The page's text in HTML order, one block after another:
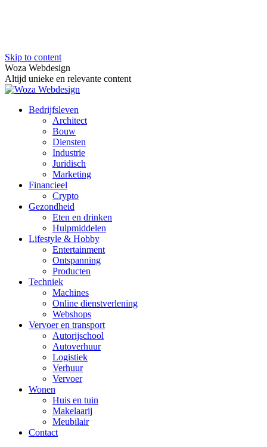
Skip to content
Woza Webdesign
Altijd unieke en relevante content
Bedrijfsleven
Architect
Bouw
Diensten
Industrie
Juridisch
Marketing
Financieel
Crypto
Gezondheid
Eten en drinken
Hulpmiddelen
Lifestyle & Hobby
Entertainment
Ontspanning
Producten
Techniek
Machines
Online dienstverlening
Webshops
Vervoer en transport
Autorijschool
Autoverhuur
Logistiek
Verhuur
Vervoer
Wonen
Huis en tuin
Makelaarij
Meubilair
Contact